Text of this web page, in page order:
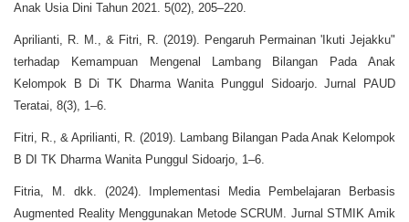
Anak Usia Dini Tahun 2021. 5(02), 205–220.
Aprilianti, R. M., & Fitri, R. (2019). Pengaruh Permainan 'Ikuti Jejakku"
terhadap Kemampuan Mengenal Lambang Bilangan Pada Anak
Kelompok B Di TK Dharma Wanita Punggul Sidoarjo. Jurnal PAUD
Teratai, 8(3), 1–6.
Fitri, R., & Aprilianti, R. (2019). Lambang Bilangan Pada Anak Kelompok
B DI TK Dharma Wanita Punggul Sidoarjo, 1–6.
Fitria, M. dkk. (2024). Implementasi Media Pembelajaran Berbasis
Augmented Reality Menggunakan Metode SCRUM. Jurnal STMIK Amik